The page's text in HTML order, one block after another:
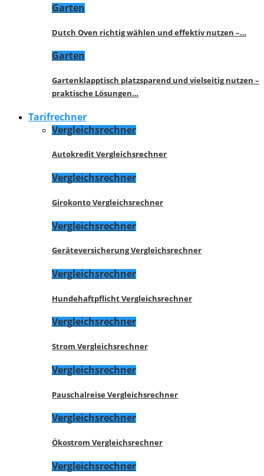
Garten
Dutch Oven richtig wählen und effektiv nutzen –…
Garten
Gartenklapptisch platzsparend und vielseitig nutzen –
praktische Lösungen…
Tarifrechner
Vergleichsrechner
Autokredit Vergleichsrechner
Vergleichsrechner
Girokonto Vergleichsrechner
Vergleichsrechner
Geräteversicherung Vergleichsrechner
Vergleichsrechner
Hundehaftpflicht Vergleichsrechner
Vergleichsrechner
Strom Vergleichsrechner
Vergleichsrechner
Pauschalreise Vergleichsrechner
Vergleichsrechner
Ökostrom Vergleichsrechner
Vergleichsrechner